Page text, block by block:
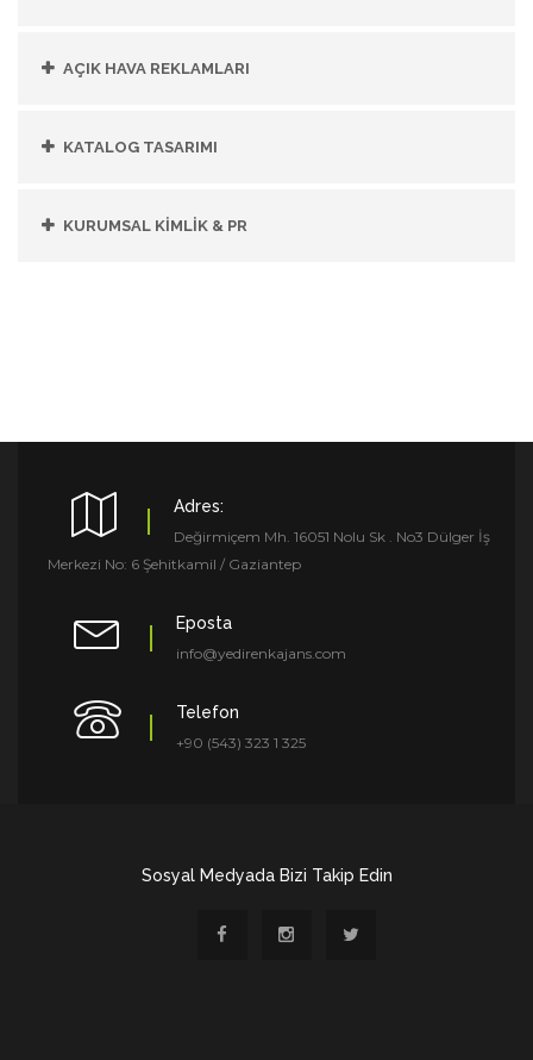
AÇIK HAVA REKLAMLARI
KATALOG TASARIMI
KURUMSAL KİMLİK & PR
Adres:
Değirmiçem Mh. 16051 Nolu Sk . No3 Dülger İş
Merkezi No: 6 Şehitkamil / Gaziantep
Eposta
info@yedirenkajans.com
Telefon
+90 (543) 323 1 325
Sosyal Medyada Bizi Takip Edin